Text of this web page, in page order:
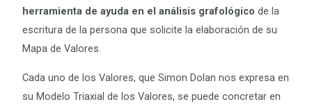
herramienta de ayuda en el análisis grafológico de la
escritura de la persona que solicite la elaboración de su
Mapa de Valores.
Cada uno de los Valores, que Simon Dolan nos expresa en
su Modelo Triaxial de los Valores, se puede concretar en